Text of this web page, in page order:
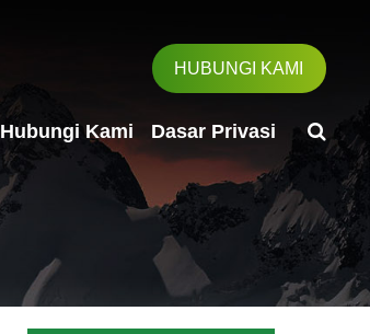
HUBUNGI KAMI
Hubungi Kami Dasar Privasi